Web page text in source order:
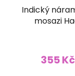
Indický
mosazi
355 Kč